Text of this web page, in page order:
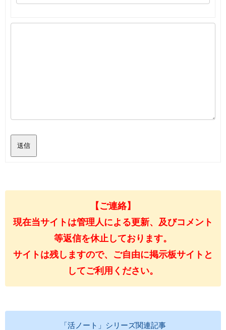
送信
【ご連絡】
現在当サイトは管理人による更新、及びコメント
等返信を休止しております。
サイトは残しますので、ご自由に掲示板サイトと
してご利用ください。
「活ノート」シリーズ関連記事